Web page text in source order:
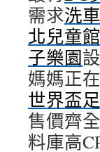
需求洗
北兒童館
子樂園
媽媽正在
世界盃
售價齊
料庫高